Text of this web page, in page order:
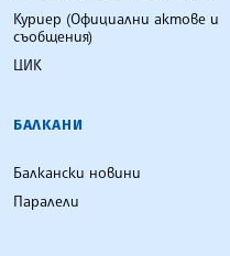
Куриер (Официални актове и
съобщения)
ЦИК
БАЛКАНИ
Балкански новини
Паралели